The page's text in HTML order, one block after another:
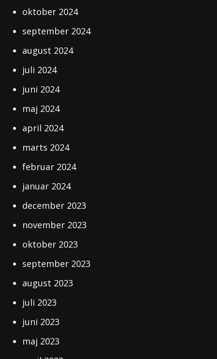
oktober 2024
september 2024
august 2024
juli 2024
juni 2024
maj 2024
april 2024
marts 2024
februar 2024
januar 2024
december 2023
november 2023
oktober 2023
september 2023
august 2023
juli 2023
juni 2023
maj 2023